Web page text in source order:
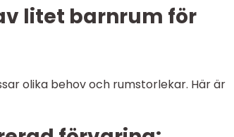
litet barnrum för
olika behov och rumstorlekar. Här är